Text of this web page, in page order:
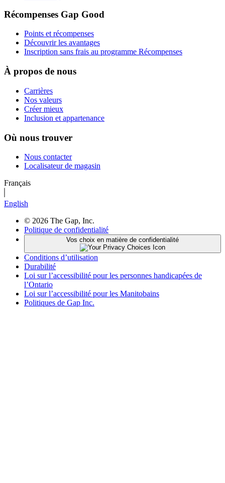
Récompenses Gap Good
Points et récompenses
Découvrir les avantages
Inscription sans frais au programme Récompenses
À propos de nous
Carrières
Nos valeurs
Créer mieux
Inclusion et appartenance
Où nous trouver
Nous contacter
Localisateur de magasin
Français
English
© 2026 The Gap, Inc.
Politique de confidentialité
Vos choix en matière de confidentialité
Conditions d’utilisation
Durabilité
Loi sur l’accessibilité pour les personnes handicapées de
l’Ontario
Loi sur l’accessibilité pour les Manitobains
Politiques de Gap Inc.